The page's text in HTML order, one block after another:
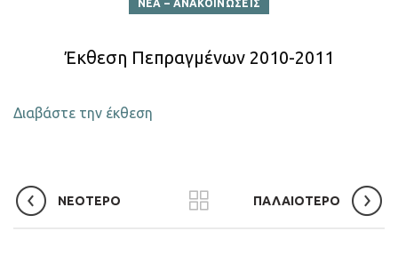
ΝΕΑ – ΑΝΑΚΟΙΝΩΣΕΙΣ
Έκθεση Πεπραγμένων 2010-2011
Διαβάστε την έκθεση
ΝΕΟΤΕΡΟ ΠΑΛΑΙΟΤΕΡΟ